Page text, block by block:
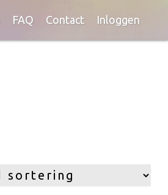
FAQ Contact Inloggen